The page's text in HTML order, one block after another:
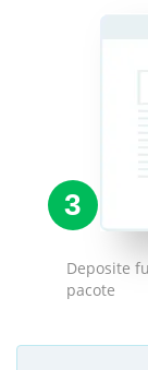
3
Deposite
pacote